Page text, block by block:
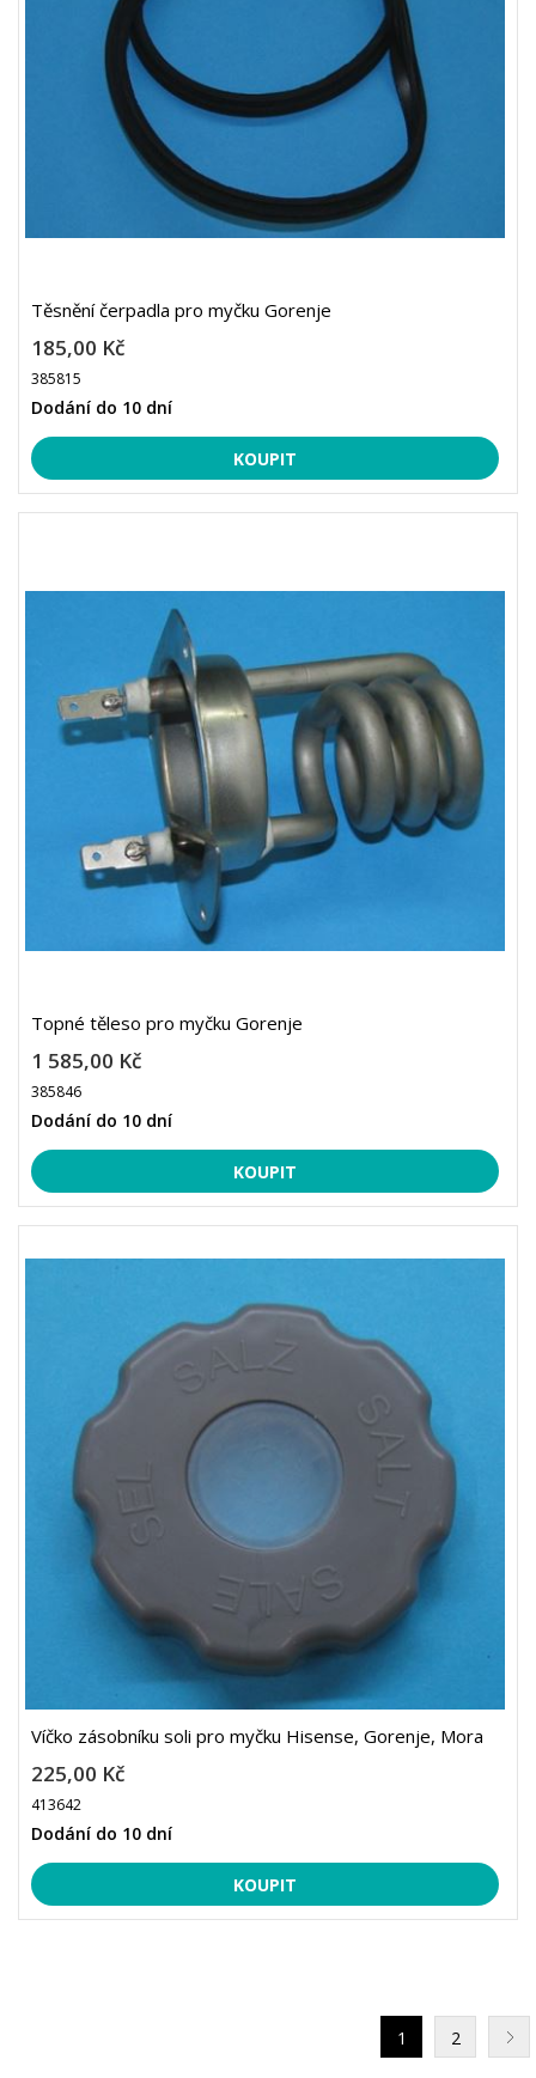
Těsnění čerpadla pro myčku Gorenje
185,00 Kč
385815
Dodání do 10 dní
Topné těleso pro myčku Gorenje
1 585,00 Kč
385846
Dodání do 10 dní
Víčko zásobníku soli pro myčku Hisense, Gorenje, Mora
225,00 Kč
413642
Dodání do 10 dní
1 2